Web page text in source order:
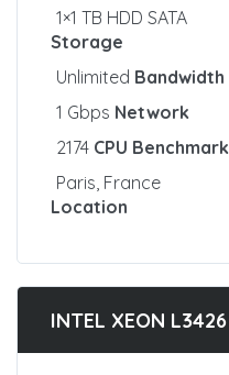
1×1 TB HDD SATA
Storage
Unlimited Bandwidth
1 Gbps Network
2174 CPU Benchmark
Paris, France
Location
INTEL XEON L3426